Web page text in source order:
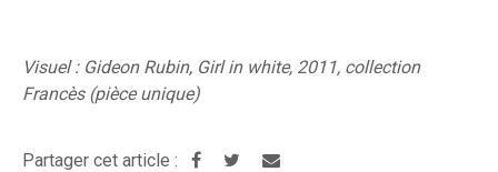
Visuel : Gideon Rubin, Girl in white, 2011, collection
Francès (pièce unique)
Partager cet article :